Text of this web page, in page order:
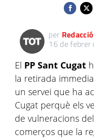
per
16 de febrer
El PP Sant Cugat
la retirada
un servei que ha
Cugat perquè els
de vulneracions
comerços que la